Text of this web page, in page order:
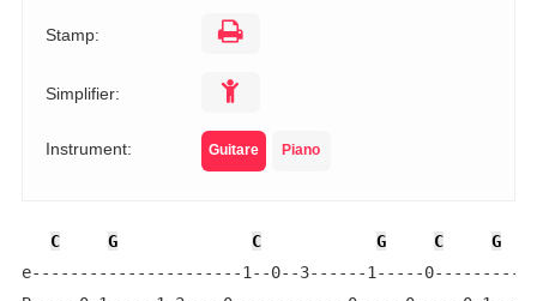
Stamp:
Simplifier:
Instrument: Guitare Piano
C G C G C
G
e----------------------1--0--3------1-----